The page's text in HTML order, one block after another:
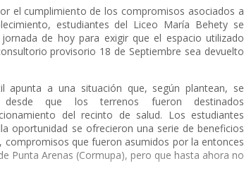
el cumplimiento de los compromisos asociados a
estudiantes del Liceo María Behety se
de hoy para exigir que el espacio utilizado
provisorio 18 de Septiembre sea devuelto
apunta a una situación que, según plantean, se
desde que los terrenos fueron destinados
del recinto de salud. Los estudiantes
oportunidad se ofrecieron una serie de beneficios
compromisos que fueron asumidos por la entonces
Punta Arenas (Cormupa), pero que hasta ahora no